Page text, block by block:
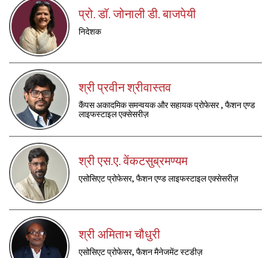
प्रो. डॉ. जोनाली डी. बाजपेयी
निदेशक
श्री प्रवीन श्रीवास्तव
कैंपस अकादमिक समन्वयक और सहायक प्रोफेसर , फैशन एण्ड
लाइफस्टाइल एक्सेसरीज़
श्री एस.ए. वेंकटसुब्रमण्यम
एसोसिएट प्रोफेसर, फैशन एण्ड लाइफस्टाइल एक्सेसरीज़
श्री अमिताभ चौधुरी
एसोसिएट प्रोफेसर, फैशन मैनेजमेंट स्टडीज़